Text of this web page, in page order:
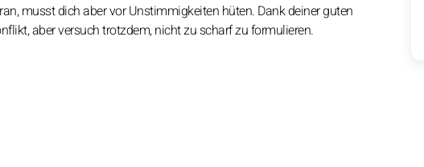
musst dich aber vor Unstimmigkeiten hüten. Dank deiner guten
aber versuch trotzdem, nicht zu scharf zu formulieren.